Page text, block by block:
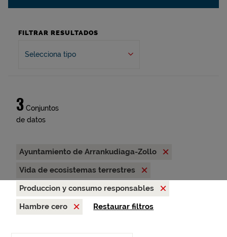
FILTRAR RESULTADOS
Selecciona tipo
3 Conjuntos
de datos
Ayuntamiento de Arrankudiaga-Zollo
Vida de ecosistemas terrestres
Produccion y consumo responsables
Hambre cero
Restaurar filtros